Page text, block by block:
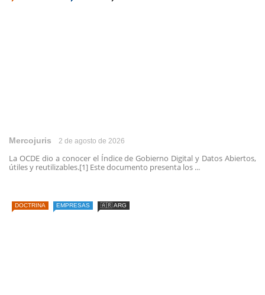
Mercojuris 2 de agosto de 2026
La OCDE dio a conocer el Índice de Gobierno Digital y Datos Abiertos,
útiles y reutilizables.[1] Este documento presenta los ...
DOCTRINA EMPRESAS 🇦🇷 ARG